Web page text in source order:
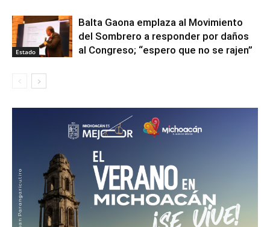
Estado
Balta Gaona emplaza al Movimiento
del Sombrero a responder por daños
al Congreso; “espero que no se rajen”